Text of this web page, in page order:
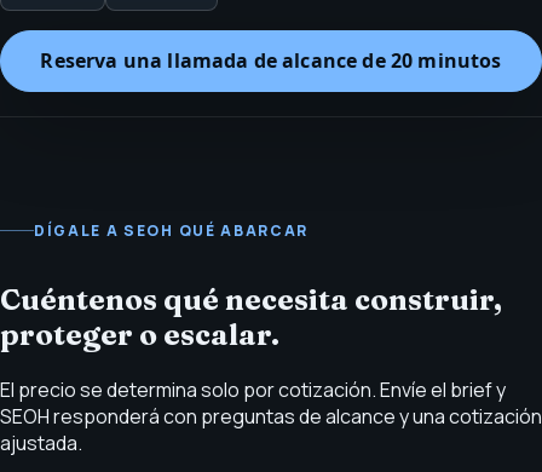
Reserva una llamada de alcance de 20 minutos
DÍGALE A SEOH QUÉ ABARCAR
Cuéntenos qué necesita construir,
proteger o escalar.
El precio se determina solo por cotización. Envíe el brief y
SEOH responderá con preguntas de alcance y una cotización
ajustada.